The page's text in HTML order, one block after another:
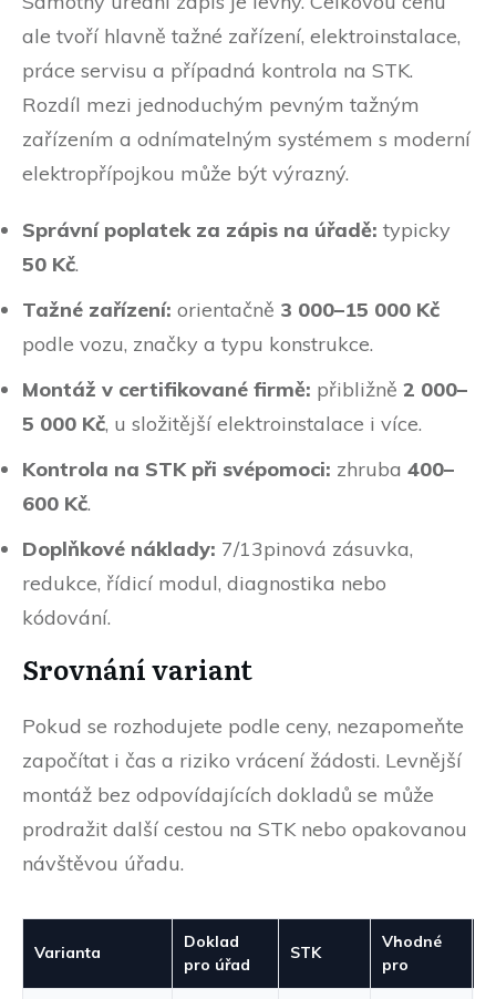
ale tvoří hlavně tažné zařízení, elektroinstalace,
práce servisu a případná kontrola na STK.
Rozdíl mezi jednoduchým pevným tažným
zařízením a odnímatelným systémem s moderní
elektropřípojkou může být výrazný.
Správní poplatek za zápis na úřadě: typicky
50 Kč.
Tažné zařízení: orientačně 3 000–15 000 Kč
podle vozu, značky a typu konstrukce.
Montáž v certifikované firmě: přibližně 2 000–
5 000 Kč, u složitější elektroinstalace i více.
Kontrola na STK při svépomoci: zhruba 400–
600 Kč.
Doplňkové náklady: 7/13pinová zásuvka,
redukce, řídicí modul, diagnostika nebo
kódování.
Srovnání variant
Pokud se rozhodujete podle ceny, nezapomeňte
započítat i čas a riziko vrácení žádosti. Levnější
montáž bez odpovídajících dokladů se může
prodražit další cestou na STK nebo opakovanou
návštěvou úřadu.
Varianta
Doklad
pro úřad
STK
Vhodné
pro